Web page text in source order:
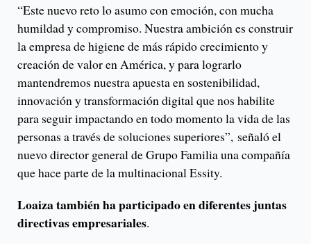
“Este nuevo reto lo asumo con emoción, con mucha
humildad y compromiso. Nuestra ambición es construir
la empresa de higiene de más rápido crecimiento y
creación de valor en América, y para lograrlo
mantendremos nuestra apuesta en sostenibilidad,
innovación y transformación digital que nos habilite
para seguir impactando en todo momento la vida de las
personas a través de soluciones superiores”, señaló el
nuevo director general de Grupo Familia una compañía
que hace parte de la multinacional Essity.
Loaiza también ha participado en diferentes juntas
directivas empresariales.